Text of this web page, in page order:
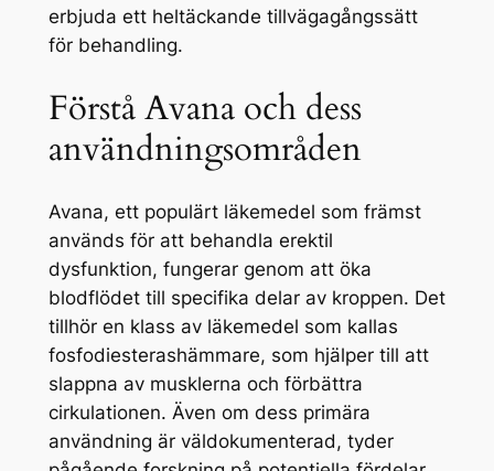
erbjuda ett heltäckande tillvägagångssätt
för behandling.
Förstå Avana och dess
användningsområden
Avana, ett populärt läkemedel som främst
används för att behandla erektil
dysfunktion, fungerar genom att öka
blodflödet till specifika delar av kroppen. Det
tillhör en klass av läkemedel som kallas
fosfodiesterashämmare, som hjälper till att
slappna av musklerna och förbättra
cirkulationen. Även om dess primära
användning är väldokumenterad, tyder